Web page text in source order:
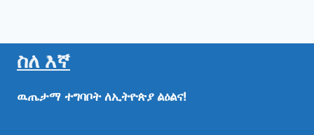
ስለ እኛ
ዉጤታማ ተግባቦት ለኢትዮጵያ ልዕልና!